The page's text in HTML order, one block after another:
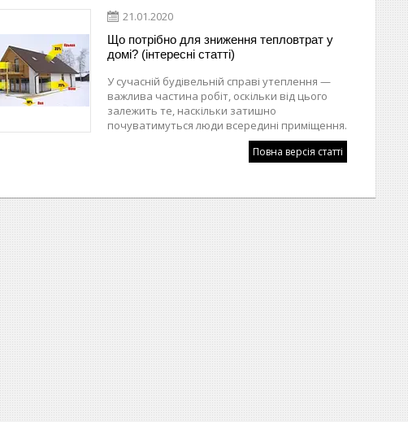
21.01.2020
Що потрібно для зниження тепловтрат у
домі? (інтересні статті)
У сучасній будівельній справі утеплення —
важлива частина робіт, оскільки від цього
залежить те, наскільки затишно
почуватимуться люди всередині приміщення.
Повна версія статті